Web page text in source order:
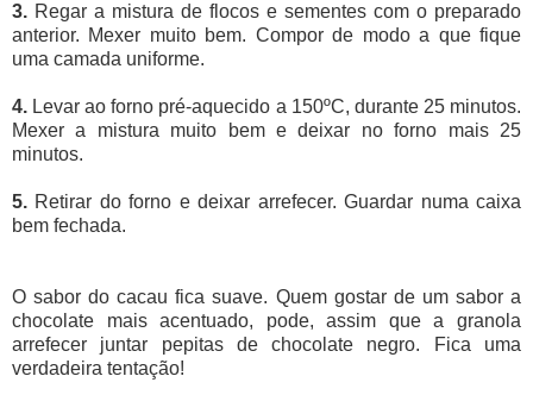
3. Regar a mistura de flocos e sementes com o preparado
anterior. Mexer muito bem. Compor de modo a que fique
uma camada uniforme.
4. Levar ao forno pré-aquecido a 150ºC, durante 25 minutos.
Mexer a mistura muito bem e deixar no forno mais 25
minutos.
5. Retirar do forno e deixar arrefecer. Guardar numa caixa
bem fechada.
O sabor do cacau fica suave. Quem gostar de um sabor a
chocolate mais acentuado, pode, assim que a granola
arrefecer juntar pepitas de chocolate negro. Fica uma
verdadeira tentação!